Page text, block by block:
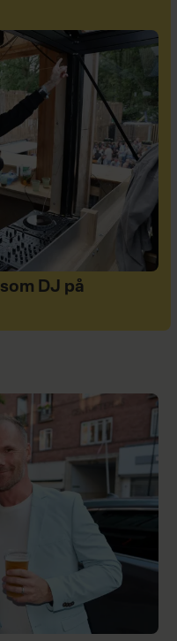
DJ på